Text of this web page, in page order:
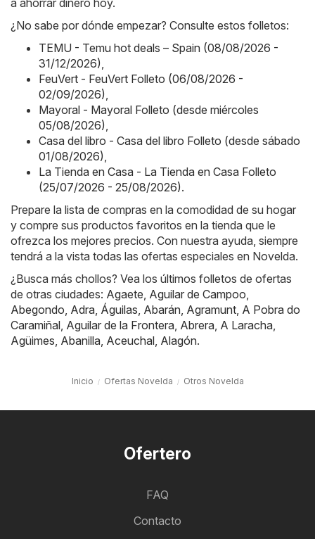
a ahorrar dinero hoy.
¿No sabe por dónde empezar? Consulte estos folletos:
TEMU - Temu hot deals – Spain (08/08/2026 -
31/12/2026),
FeuVert - FeuVert Folleto (06/08/2026 -
02/09/2026),
Mayoral - Mayoral Folleto (desde miércoles
05/08/2026),
Casa del libro - Casa del libro Folleto (desde sábado
01/08/2026),
La Tienda en Casa - La Tienda en Casa Folleto
(25/07/2026 - 25/08/2026).
Prepare la lista de compras en la comodidad de su hogar
y compre sus productos favoritos en la tienda que le
ofrezca los mejores precios. Con nuestra ayuda, siempre
tendrá a la vista todas las ofertas especiales en Novelda.
¿Busca más chollos? Vea los últimos folletos de ofertas
de otras ciudades: Agaete, Aguilar de Campoo,
Abegondo, Adra, Águilas, Abarán, Agramunt, A Pobra do
Caramiñal, Aguilar de la Frontera, Abrera, A Laracha,
Agüimes, Abanilla, Aceuchal, Alagón.
Inicio Ofertas Novelda Otros Novelda
Ofertero
FAQ
Contacto